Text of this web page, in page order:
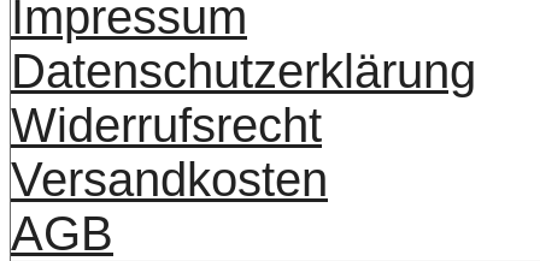
Impressum
Datenschutzerklärung
Widerrufsrecht
Versandkosten
AGB